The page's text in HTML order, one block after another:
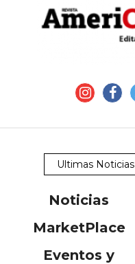
Ultimas Noticias
Noticias
MarketPlace
Eventos y